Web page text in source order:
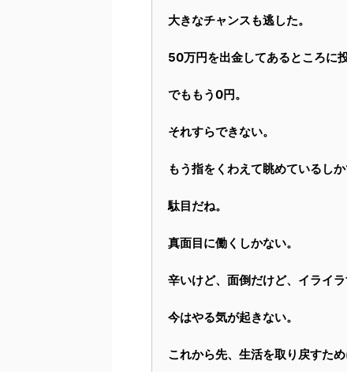
大きなチャンスも逃した。
50万円を出金してあるところに
でももう0円。
それすらできない。
もう指をくわえて眺めているしか
駄目だね。
真面目に働くしかない。
辛いけど、面倒だけど、イライラ
今はやる気が起きない。
これから先、生活を取り戻すた